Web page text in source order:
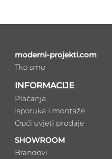
moderni-projekti.com
Tko smo
INFORMACIJE
Plaćanja
Isporuka i montaže
Opći uvjeti prodaje
SHOWROOM
Brandovi